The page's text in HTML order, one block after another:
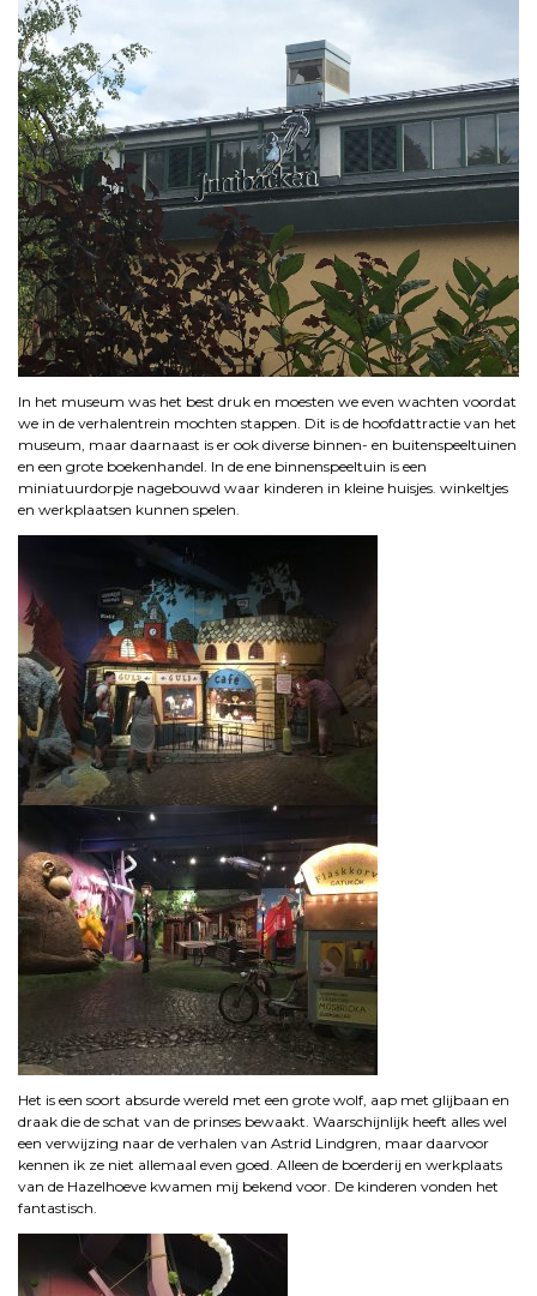
In het museum was het best druk en moesten we even wachten voordat
we in de verhalentrein mochten stappen. Dit is de hoofdattractie van het
museum, maar daarnaast is er ook diverse binnen- en buitenspeeltuinen
en een grote boekenhandel. In de ene binnenspeeltuin is een
miniatuurdorpje nagebouwd waar kinderen in kleine huisjes. winkeltjes
en werkplaatsen kunnen spelen.
Het is een soort absurde wereld met een grote wolf, aap met glijbaan en
draak die de schat van de prinses bewaakt. Waarschijnlijk heeft alles wel
een verwijzing naar de verhalen van Astrid Lindgren, maar daarvoor
kennen ik ze niet allemaal even goed. Alleen de boerderij en werkplaats
van de Hazelhoeve kwamen mij bekend voor. De kinderen vonden het
fantastisch.